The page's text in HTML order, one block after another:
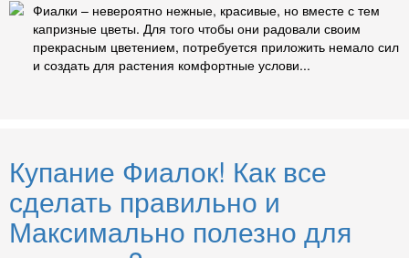
Фиалки – невероятно нежные, красивые, но вместе с тем
капризные цветы. Для того чтобы они радовали своим
прекрасным цветением, потребуется приложить немало сил
и создать для растения комфортные услови...
Купание Фиалок! Как все
сделать правильно и
Максимально полезно для